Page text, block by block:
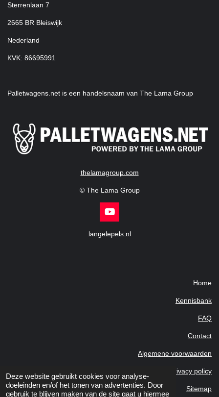
Deze website gebruikt cookies voor analyse-
doeleinden en/of het tonen van advertenties. Door
gebruik te blijven maken van de site gaat u hiermee
Sterrenlaan 7
2665 BR Bleiswijk
Nederland
KVK: 86695991
Palletwagens.net is een handelsnaam van The Lama Group
thelamagroup.com
© The Lama Group
Y
o
u
langelepels.nl
Home
Kennisbank
FAQ
Contact
Algemene voorwaarden
Privacy policy
Sitemap